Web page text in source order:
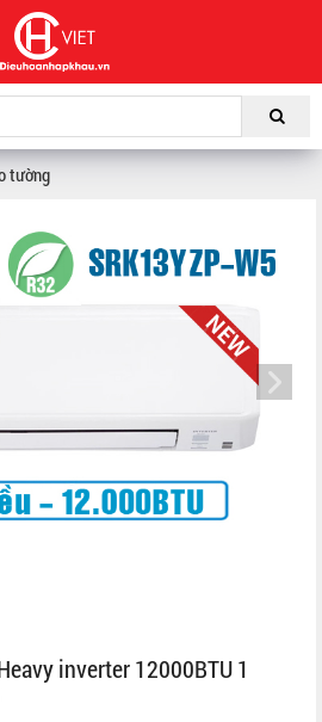
tường
inverter 12000BTU 1